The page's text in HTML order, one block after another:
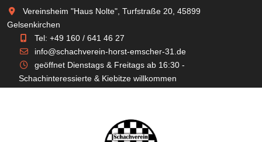
Vereinsheim "Haus Nolte", Turfstraße 20, 45899
Gelsenkirchen
Tel: +49 160 / 641 46 27
info@schachverein-horst-emscher-31.de
geöffnet Dienstags & Freitags ab 16:30 -
Schachinteressierte & Kiebitze willkommen